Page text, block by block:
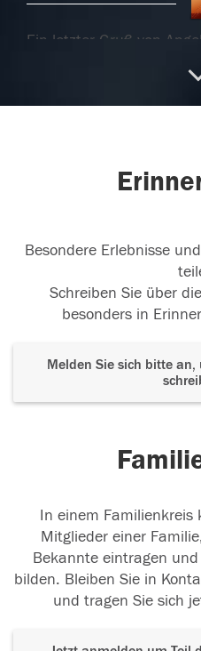
Ein letzter Gruß von
05.03.2018
Besondere Erlebnisse
Schreiben Sie über
besonders in
Melden Sie sich bitte
In einem Familienkreis
Mitglieder einer
Bekannte eintragen
bilden. Bleiben Sie in
und tragen Sie sich